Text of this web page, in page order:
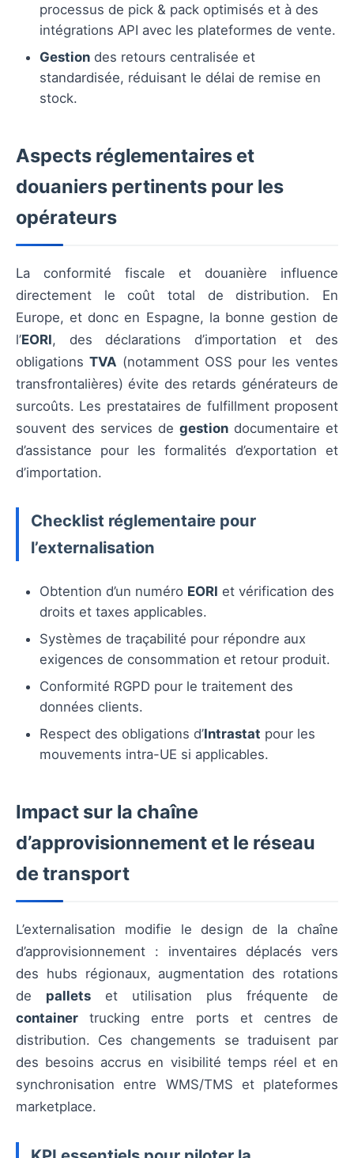
processus de pick & pack optimisés et à des
intégrations API avec les plateformes de vente.
Gestion des retours centralisée et
standardisée, réduisant le délai de remise en
stock.
Aspects réglementaires et
douaniers pertinents pour les
opérateurs
La conformité fiscale et douanière influence
directement le coût total de distribution. En
Europe, et donc en Espagne, la bonne gestion de
l’EORI, des déclarations d’importation et des
obligations TVA (notamment OSS pour les ventes
transfrontalières) évite des retards générateurs de
surcoûts. Les prestataires de fulfillment proposent
souvent des services de gestion documentaire et
d’assistance pour les formalités d’exportation et
d’importation.
Checklist réglementaire pour
l’externalisation
Obtention d’un numéro EORI et vérification des
droits et taxes applicables.
Systèmes de traçabilité pour répondre aux
exigences de consommation et retour produit.
Conformité RGPD pour le traitement des
données clients.
Respect des obligations d’Intrastat pour les
mouvements intra-UE si applicables.
Impact sur la chaîne
d’approvisionnement et le réseau
de transport
L’externalisation modifie le design de la chaîne
d’approvisionnement : inventaires déplacés vers
des hubs régionaux, augmentation des rotations
de pallets et utilisation plus fréquente de
container trucking entre ports et centres de
distribution. Ces changements se traduisent par
des besoins accrus en visibilité temps réel et en
synchronisation entre WMS/TMS et plateformes
marketplace.